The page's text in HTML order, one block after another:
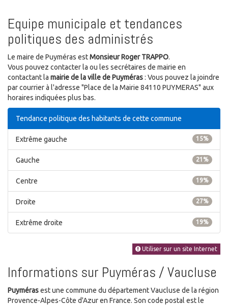
Equipe municipale et tendances
politiques des administrés
Le maire de Puyméras estMonsieur Roger TRAPPO.
Vous pouvez contacter la ou les secrétaires de mairie en
contactant la mairie de la ville de Puyméras: Vous pouvez la joindre
par courrier à l'adresse "Place de la Mairie 84110 PUYMERAS" aux
horaires indiquées plus bas.
Tendance politique des habitants de cette commune
15%
Extrême gauche
21%
Gauche
19%
Centre
27%
Droite
19%
Extrême droite
Utiliser sur un site Internet
Informations sur Puyméras / Vaucluse
Puymérasest une commune du département Vaucluse de la région
Provence-Alpes-Côte d'Azur en France. Son code postal est le